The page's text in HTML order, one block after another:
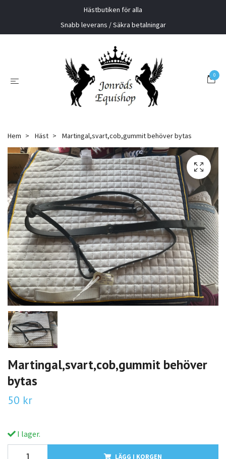
Hästbutiken för alla
Snabb leverans / Säkra betalningar
0
Hem Häst Martingal,svart,cob,gummit behöver bytas
Martingal,svart,cob,gummit behöver
bytas
50 kr
I lager.
LÄGG I KORGEN